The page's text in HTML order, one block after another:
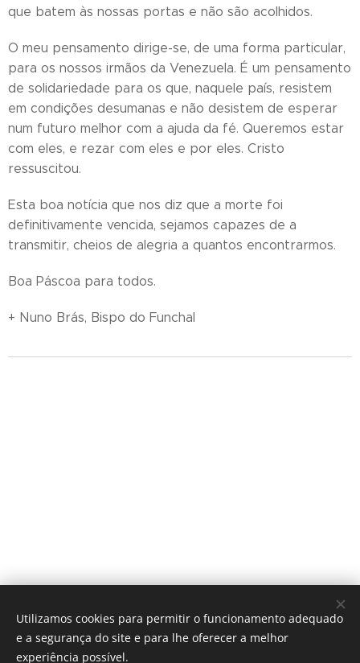
que batem às nossas portas e não são acolhidos.
O meu pensamento dirige-se, de uma forma particular,
para os nossos irmãos da Venezuela. É um pensamento
de solidariedade para os que, naquele país, resistem
em condições desumanas e não desistem de esperar
num futuro melhor com a ajuda da fé. Queremos estar
com eles, e rezar com eles e por eles. Cristo
ressuscitou.
Esta boa notícia que nos diz que a morte foi
definitivamente vencida, sejamos capazes de a
transmitir, cheios de alegria a quantos encontrarmos.
Boa Páscoa para todos.
+ Nuno Brás, Bispo do Funchal
Utilizamos cookies para permitir o funcionamento adequado
e a segurança do site e para lhe oferecer a melhor
experiência possível.